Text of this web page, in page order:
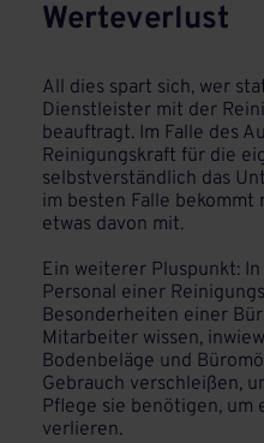
Werteverlust
All dies spart sich, wer
Dienstleister mit der
beauftragt. Im Falle des
Reinigungskraft für die
selbstverständlich das
im besten Falle bekommt
etwas davon mit.
Ein weiterer Pluspunkt:
Personal einer
Besonderheiten einer
Mitarbeiter wissen,
Bodenbeläge und
Gebrauch verschleißen,
Pflege sie benötigen, um
verlieren.